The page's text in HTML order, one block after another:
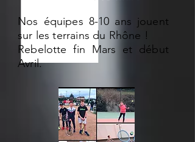
Nos équipes 8-10 ans jouent
sur les terrains du Rhône !
Rebelotte fin Mars et début
Avril.